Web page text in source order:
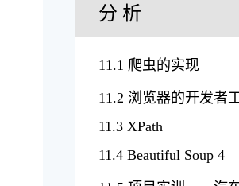
分 析
11.1 爬虫的实现
11.2 浏览器的开发者
11.3 XPath
11.4 Beautiful Soup 4